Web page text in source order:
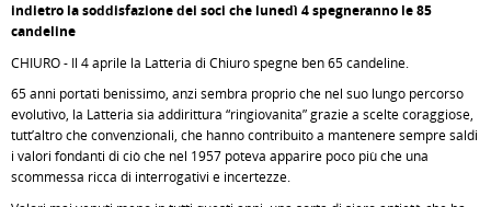
indietro la soddisfazione dei soci che lunedì 4 spegneranno le 85
candeline
CHIURO - Il 4 aprile la Latteria di Chiuro spegne ben 65 candeline.
65 anni portati benissimo, anzi sembra proprio che nel suo lungo percorso
evolutivo, la Latteria sia addirittura “ringiovanita” grazie a scelte coraggiose,
tutt’altro che convenzionali, che hanno contribuito a mantenere sempre saldi
i valori fondanti di ciò che nel 1957 poteva apparire poco più che una
scommessa ricca di interrogativi e incertezze.